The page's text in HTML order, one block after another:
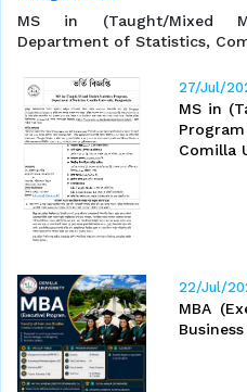
Program
Banglades...
Comilla
27/Jul/
MS in
Comilla
22/Jul/
MBA